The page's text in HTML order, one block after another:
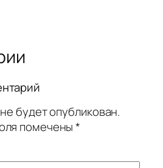
будет опубликован.
помечены*